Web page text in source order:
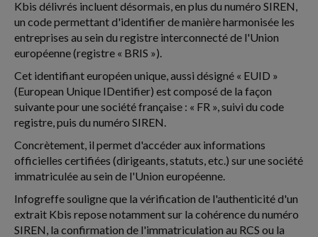
Kbis délivrés incluent désormais, en plus du numéro SIREN,
un code permettant d'identifier de manière harmonisée les
entreprises au sein du registre interconnecté de l'Union
européenne (registre « BRIS »).
Cet identifiant européen unique, aussi désigné « EUID »
(European Unique IDentifier) est composé de la façon
suivante pour une société française : « FR », suivi du code
registre, puis du numéro SIREN.
Concrètement, il permet d'accéder aux informations
officielles certifiées (dirigeants, statuts, etc.) sur une société
immatriculée au sein de l'Union européenne.
Infogreffe souligne que la vérification de l'authenticité d'un
extrait Kbis repose notamment sur la cohérence du numéro
SIREN, la confirmation de l'immatriculation au RCS ou la